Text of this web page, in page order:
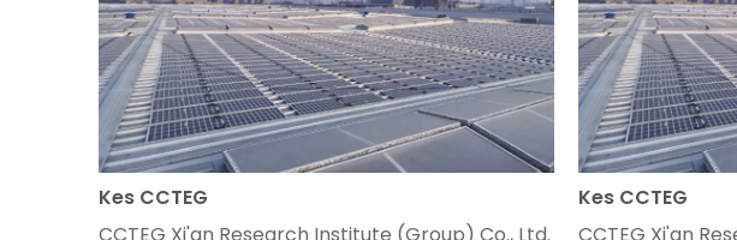
Kes CCTEG
CCTEG Xi'an Research Institute (Group) Co., Ltd.
Kes CCTEG
CCTEG Xi'an